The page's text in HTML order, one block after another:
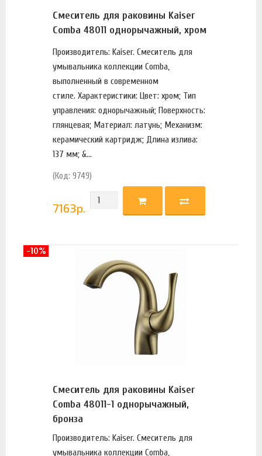
Смеситель для раковины Kaiser
Comba 48011 однорычажный, хром
Производитель: Kaiser. Смеситель для
умывальника коллекции Comba,
выполненный в современном
стиле. Характеристики: Цвет: хром; Тип
управления: однорычажный; Поверхность:
глянцевая; Материал: латунь; Механизм:
керамический картридж; Длина излива:
137 мм; &...
(Код: 9749)
7163р.
Смеситель для раковины Kaiser
Comba 48011-1 однорычажный,
бронза
Производитель: Kaiser. Смеситель для
умывальника коллекции Comba,
-10%